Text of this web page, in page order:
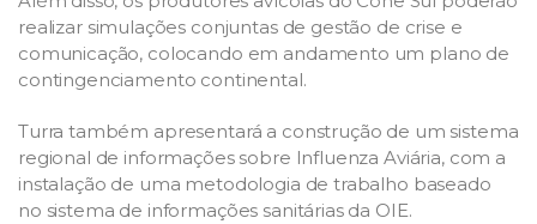
realizar simulações conjuntas de gestão de crise e
comunicação, colocando em andamento um plano de
contingenciamento continental.
Turra também apresentará a construção de um sistema
regional de informações sobre Influenza Aviária, com a
instalação de uma metodologia de trabalho baseado
no sistema de informações sanitárias da OIE.